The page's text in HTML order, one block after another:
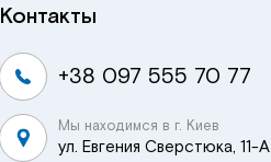
Контакты
+38 097 555 70 77
Мы находимся в г. Киев
ул. Евгения Сверстюка, 11-А